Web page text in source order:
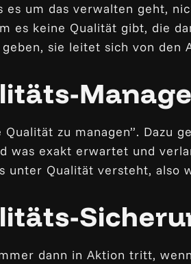
um das verwalten geht,
es keine Qualität gibt, die
sie leitet sich von den
zu managen”. Dazu
was exakt erwartet und
unter Qualität versteht, also
dann in Aktion tritt,